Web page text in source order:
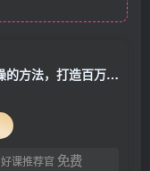
商家自播运营核心方法，一套可落地实操的方法，打造百万级直播间
好课推荐官 免费